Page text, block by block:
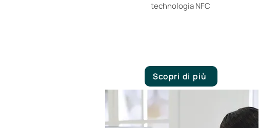
technologia NFC
Scopri di più